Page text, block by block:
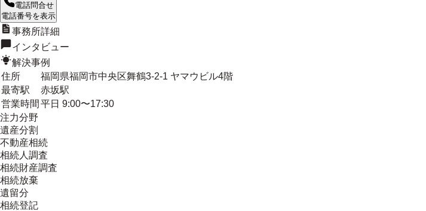
電話問合せ
電話番号を表示
事務所詳細
インタビュー
解決事例
住所
福岡県福岡市中央区舞鶴3-2-1 ヤマウビル4階
最寄駅
赤坂駅
営業時間 平日 9:00〜17:30
注力分野
遺産分割
不動産相続
相続人調査
相続財産調査
相続放棄
遺留分
相続登記